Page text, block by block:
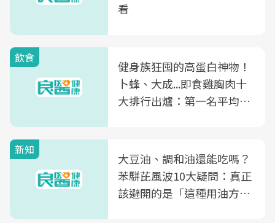
看
飲食
健身族狂囤的高蛋白神物！
卜蜂、大成...即食雞胸肉十
大排行出爐：第一名平均一
新知
大豆油、調和油還能吃嗎？
苯駢芘風波10大疑問：真正
該避開的是「這種用油方